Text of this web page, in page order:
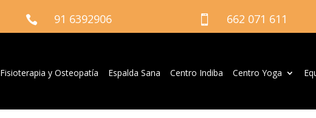
 91 6392906  662 071 611
Fisioterapia y Osteopatía Espalda Sana Centro Indiba Centro Yoga